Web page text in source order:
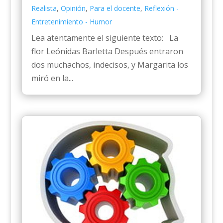
Realista, Opinión, Para el docente, Reflexión -
Entretenimiento - Humor
Lea atentamente el siguiente texto: La
flor Leónidas Barletta Después entraron
dos muchachos, indecisos, y Margarita los
miró en la...